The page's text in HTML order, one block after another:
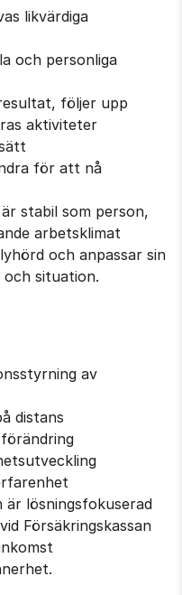
likvärdiga
och personliga
följer upp
aktiviteter
för att nå
stabil som person,
arbetsklimat
och anpassar sin
situation.
av
distans
är lösningsfokuserad
Försäkringskassan